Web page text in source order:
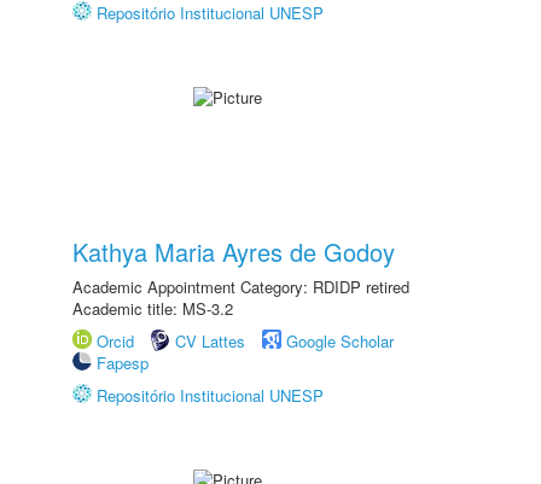
Repositório Institucional UNESP
Kathya Maria Ayres de Godoy
Academic Appointment Category: RDIDP retired
Academic title: MS-3.2
Orcid
CV Lattes
Google Scholar
Fapesp
Repositório Institucional UNESP